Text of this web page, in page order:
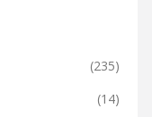
(235)
(14)